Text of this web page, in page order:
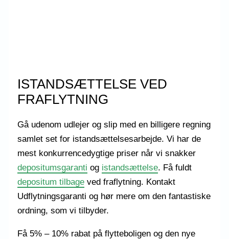
ISTANDSÆTTELSE VED
FRAFLYTNING
Gå udenom udlejer og slip med en billigere regning
samlet set for istandsættelsesarbejde. Vi har de
mest konkurrencedygtige priser når vi snakker
depositumsgaranti og istandsættelse. Få fuldt
depositum tilbage ved fraflytning. Kontakt
Udflytningsgaranti og hør mere om den fantastiske
ordning, som vi tilbyder.
Få 5% – 10% rabat på flytteboligen og den nye